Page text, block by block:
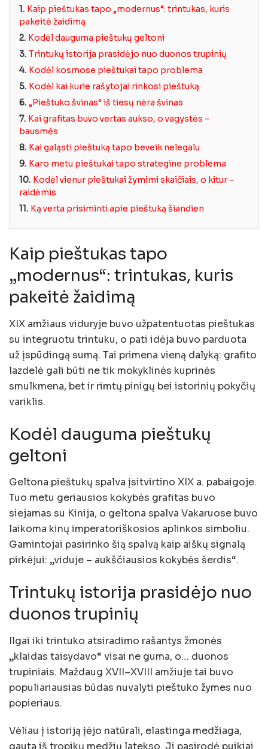
1. Kaip pieštukas tapo „modernus“: trintukas, kuris
pakeitė žaidimą
2. Kodėl dauguma pieštukų geltoni
3. Trintukų istorija prasidėjo nuo duonos trupinių
4. Kodėl kosmose pieštukai tapo problema
5. Kodėl kai kurie rašytojai rinkosi pieštuką
6. „Pieštuko švinas“ iš tiesų nėra švinas
7. Kai grafitas buvo vertas aukso, o vagystės –
bausmės
8. Kai galąsti pieštuką tapo beveik nelegalu
9. Karo metu pieštukai tapo strategine problema
10. Kodėl vienur pieštukai žymimi skaičiais, o kitur –
raidėmis
11. Ką verta prisiminti apie pieštuką šiandien
Kaip pieštukas tapo
„modernus“: trintukas, kuris
pakeitė žaidimą
XIX amžiaus viduryje buvo užpatentuotas pieštukas
su integruotu trintuku, o pati idėja buvo parduota
už įspūdingą sumą. Tai primena vieną dalyką: grafito
lazdelė gali būti ne tik mokyklinės kuprinės
smulkmena, bet ir rimtų pinigų bei istorinių pokyčių
variklis.
Kodėl dauguma pieštukų
geltoni
Geltona pieštukų spalva įsitvirtino XIX a. pabaigoje.
Tuo metu geriausios kokybės grafitas buvo
siejamas su Kinija, o geltona spalva Vakaruose buvo
laikoma kinų imperatoriškosios aplinkos simboliu.
Gamintojai pasirinko šią spalvą kaip aiškų signalą
pirkėjui: „viduje – aukščiausios kokybės šerdis“.
Trintukų istorija prasidėjo nuo
duonos trupinių
Ilgai iki trintuko atsiradimo rašantys žmonės
„klaidas taisydavo“ visai ne guma, o… duonos
trupiniais. Maždaug XVII–XVIII amžiuje tai buvo
populiariausias būdas nuvalyti pieštuko žymes nuo
popieriaus.
Vėliau į istoriją įėjo natūrali, elastinga medžiaga,
gauta iš tropikų medžių latekso. Ji pasirodė puikiai